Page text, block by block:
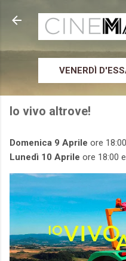
Passa ai
VENERDÌ
Io vivo altrove!
Domenica 9 Aprile ore
Lunedì 10 Aprile ore 18:00